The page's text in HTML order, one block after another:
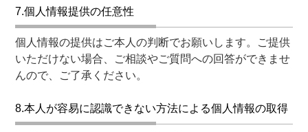
7.個人情報提供の任意性
個人情報の提供はご本人の判断でお願いします。ご提供
いただけない場合、ご相談やご質問への回答ができませ
んので、ご了承ください。
8.本人が容易に認識できない方法による個人情報の取得